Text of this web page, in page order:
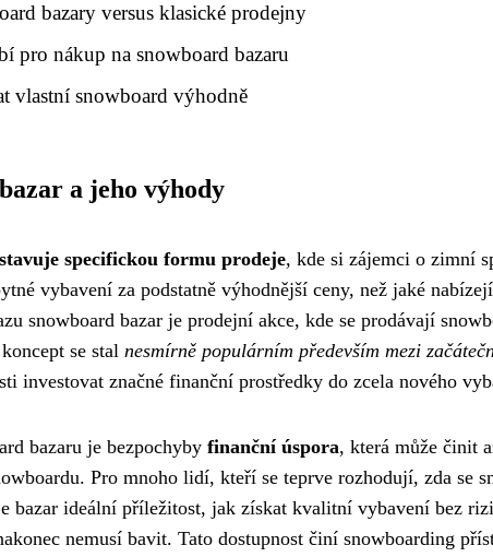
bazary versus klasické prodejny
pro nákup na snowboard bazaru
vlastní snowboard výhodně
a jeho výhody
specifickou formu prodeje, kde si zájemci o zimní
vybavení za podstatně výhodnější ceny, než jaké
snowboard bazar je prodejní akce, kde se prodávají
se stal nesmírně populárním především mezi
investovat značné finanční prostředky do zcela nového
bazaru je bezpochyby finanční úspora, která může činit
Pro mnoho lidí, kteří se teprve rozhodují, zda se
bazar ideální příležitost, jak získat kvalitní vybavení bez
nemusí bavit. Tato dostupnost činí snowboarding